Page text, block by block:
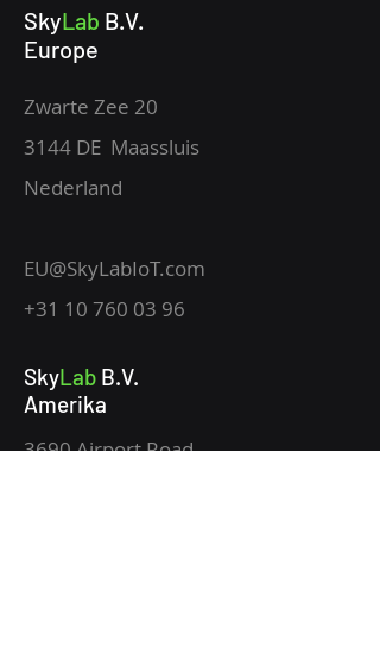
SkyLab B.V.
Europe
Zwarte Zee 20
3144 DE Maassluis
Nederland
EU@SkyLabIoT.com
+31 10 760 03 96
SkyLab B.V.
Amerika
3690 Airport Road